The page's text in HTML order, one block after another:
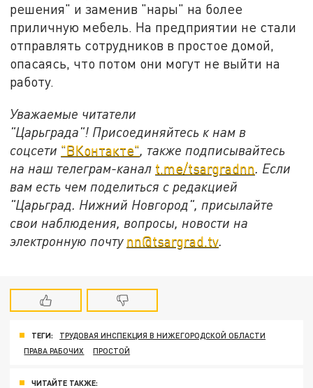
решения" и заменив "нары" на более
приличную мебель. На предприятии не стали
отправлять сотрудников в простое домой,
опасаясь, что потом они могут не выйти на
работу.
Уважаемые читатели
"Царьграда"! Присоединяйтесь к нам в
соцсети "ВКонтакте", также подписывайтесь
на наш телеграм-канал t.me/tsargradnn. Если
вам есть чем поделиться с редакцией
"Царьград. Нижний Новгород", присылайте
свои наблюдения, вопросы, новости на
электронную почту nn@tsargrad.tv.
ТЕГИ:
ТРУДОВАЯ ИНСПЕКЦИЯ В НИЖЕГОРОДСКОЙ ОБЛАСТИ
ПРАВА РАБОЧИХ
ПРОСТОЙ
ЧИТАЙТЕ ТАКЖЕ: